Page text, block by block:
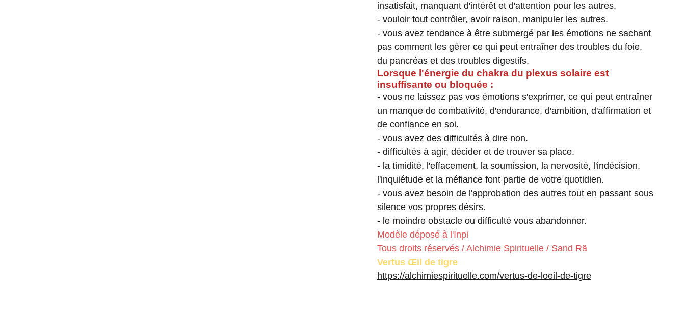
insatisfait, manquant d'intérêt et d'attention pour les autres.
- vouloir tout contrôler, avoir raison, manipuler les autres.
- vous avez tendance à être submergé par les émotions ne sachant
pas comment les gérer ce qui peut entraîner des troubles du foie,
du pancréas et des troubles digestifs.
Lorsque l'énergie du chakra du plexus solaire est
insuffisante ou bloquée :
- vous ne laissez pas vos émotions s'exprimer, ce qui peut entraîner
un manque de combativité, d'endurance, d'ambition, d'affirmation et
de confiance en soi.
- vous avez des difficultés à dire non.
- difficultés à agir, décider et de trouver sa place.
- la timidité, l'effacement, la soumission, la nervosité, l'indécision,
l'inquiétude et la méfiance font partie de votre quotidien.
- vous avez besoin de l'approbation des autres tout en passant sous
silence vos propres désirs.
- le moindre obstacle ou difficulté vous abandonner.
Modèle déposé à l'Inpi
Tous droits réservés / Alchimie Spirituelle / Sand Rã
Vertus Œil de tigre
https://alchimiespirituelle.com/vertus-de-loeil-de-tigre